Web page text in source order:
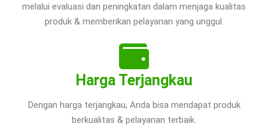
melalui evaluasi dan peningkatan dalam menjaga kualitas
produk & memberikan pelayanan yang unggul.
Harga Terjangkau
Dengan harga terjangkau, Anda bisa mendapat produk
berkualitas & pelayanan terbaik.